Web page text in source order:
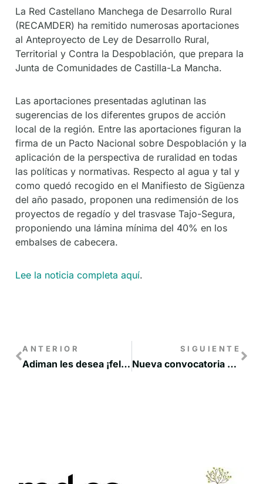
La Red Castellano Manchega de Desarrollo Rural
(RECAMDER) ha remitido numerosas aportaciones
al Anteproyecto de Ley de Desarrollo Rural,
Territorial y Contra la Despoblación, que prepara la
Junta de Comunidades de Castilla-La Mancha.
Las aportaciones presentadas aglutinan las
sugerencias de los diferentes grupos de acción
local de la región. Entre las aportaciones figuran la
firma de un Pacto Nacional sobre Despoblación y la
aplicación de la perspectiva de ruralidad en todas
las políticas y normativas. Respecto al agua y tal y
como quedó recogido en el Manifiesto de Sigüenza
del año pasado, proponen una redimensión de los
proyectos de regadío y del trasvase Tajo-Segura,
proponiendo una lámina mínima del 40% en los
embalses de cabecera.
Lee la noticia completa aquí.
ANTERIOR
Adiman les desea ¡felices fiestas!
SIGUIENTE
Nueva convocatoria del programa educativo de recuperación de pueblos abandonados